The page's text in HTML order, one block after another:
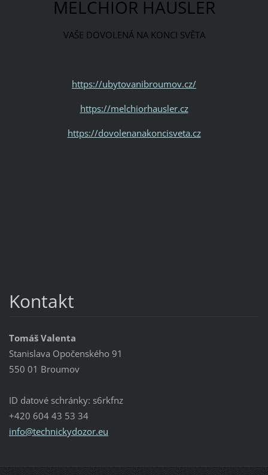
MELCHIOR HÄUSLER
VAŠE DOVOLENÁ NA KONCI SVĚTA
https://ubytovanibroumov.cz/
https://melchiorhausler.cz
https://dovolenanakoncisveta.cz
Kontakt
Tomáš Valenta
Stanislava Opočenského 91
550 01 Broumov
ID datové schránky: s6rkfnz
+420 604 43 53 34
info@technickydozor.eu